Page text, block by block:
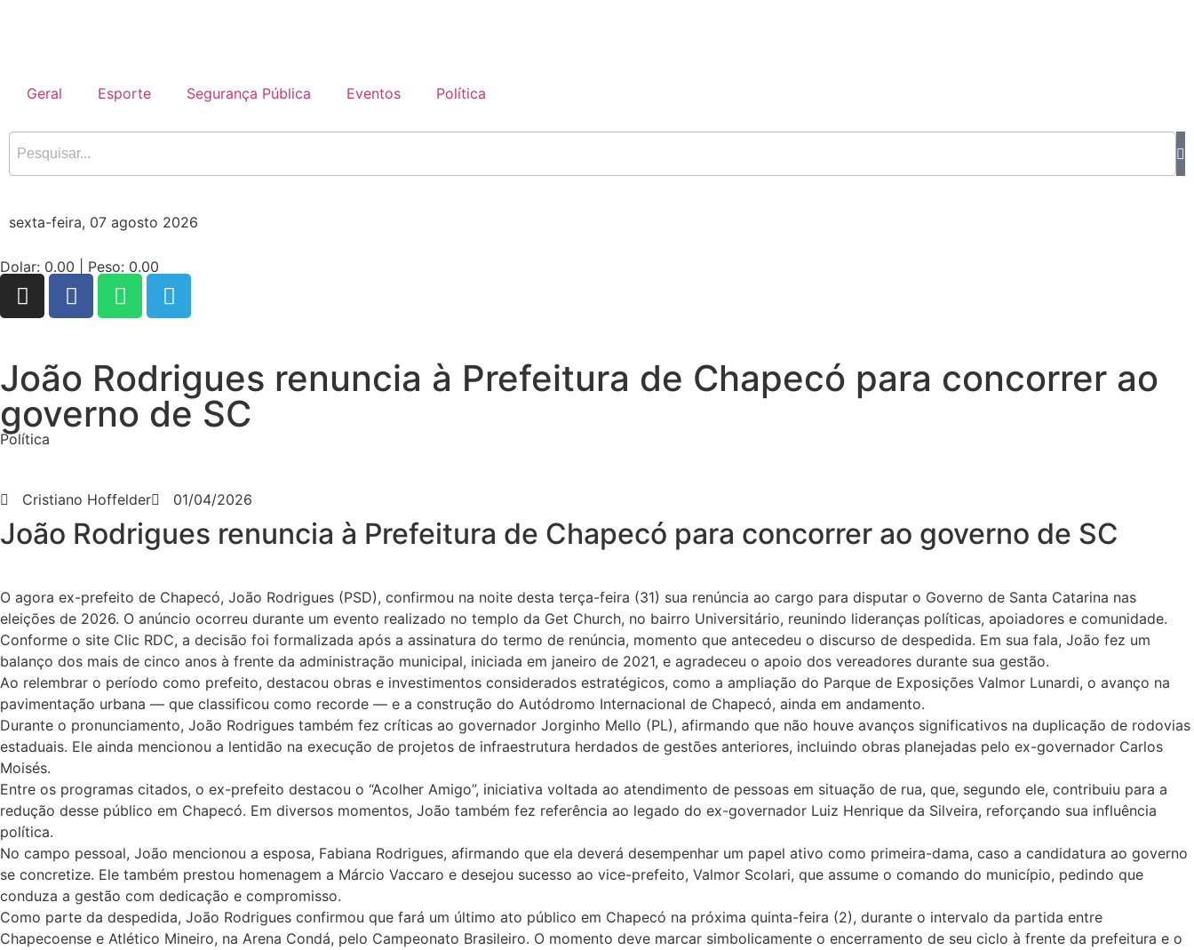
Geral Esporte Segurança Pública Eventos Política
sexta-feira, 07 agosto 2026
Dolar: 0.00 | Peso: 0.00
João Rodrigues renuncia à Prefeitura de Chapecó para concorrer ao
governo de SC
Política
Cristiano Hoffelder 01/04/2026
João Rodrigues renuncia à Prefeitura de Chapecó para concorrer ao governo de SC
O agora ex-prefeito de Chapecó, João Rodrigues (PSD), confirmou na noite desta terça-feira (31) sua renúncia ao cargo para disputar o Governo de Santa Catarina nas
eleições de 2026. O anúncio ocorreu durante um evento realizado no templo da Get Church, no bairro Universitário, reunindo lideranças políticas, apoiadores e comunidade.
Conforme o site Clic RDC, a decisão foi formalizada após a assinatura do termo de renúncia, momento que antecedeu o discurso de despedida. Em sua fala, João fez um
balanço dos mais de cinco anos à frente da administração municipal, iniciada em janeiro de 2021, e agradeceu o apoio dos vereadores durante sua gestão.
Ao relembrar o período como prefeito, destacou obras e investimentos considerados estratégicos, como a ampliação do Parque de Exposições Valmor Lunardi, o avanço na
pavimentação urbana — que classificou como recorde — e a construção do Autódromo Internacional de Chapecó, ainda em andamento.
Durante o pronunciamento, João Rodrigues também fez críticas ao governador Jorginho Mello (PL), afirmando que não houve avanços significativos na duplicação de rodovias
estaduais. Ele ainda mencionou a lentidão na execução de projetos de infraestrutura herdados de gestões anteriores, incluindo obras planejadas pelo ex-governador Carlos
Moisés.
Entre os programas citados, o ex-prefeito destacou o “Acolher Amigo”, iniciativa voltada ao atendimento de pessoas em situação de rua, que, segundo ele, contribuiu para a
redução desse público em Chapecó. Em diversos momentos, João também fez referência ao legado do ex-governador Luiz Henrique da Silveira, reforçando sua influência
política.
No campo pessoal, João mencionou a esposa, Fabiana Rodrigues, afirmando que ela deverá desempenhar um papel ativo como primeira-dama, caso a candidatura ao governo
se concretize. Ele também prestou homenagem a Márcio Vaccaro e desejou sucesso ao vice-prefeito, Valmor Scolari, que assume o comando do município, pedindo que
conduza a gestão com dedicação e compromisso.
Como parte da despedida, João Rodrigues confirmou que fará um último ato público em Chapecó na próxima quinta-feira (2), durante o intervalo da partida entre
Chapecoense e Atlético Mineiro, na Arena Condá, pelo Campeonato Brasileiro. O momento deve marcar simbolicamente o encerramento de seu ciclo à frente da prefeitura e o